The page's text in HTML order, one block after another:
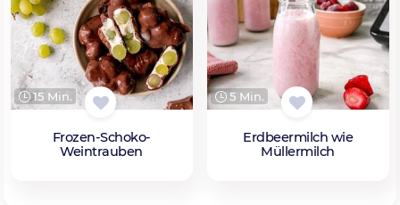
15 Min.
Frozen-Schoko-
Weintrauben
5 Min.
Erdbeermilch wie
Müllermilch